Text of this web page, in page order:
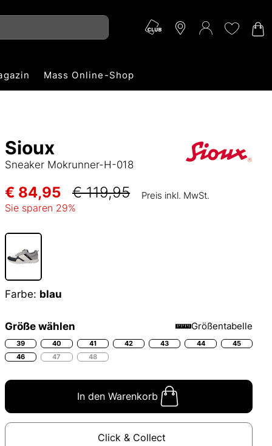
Mass Online-Shop
Sioux
Sneaker Mokrunner-H-018
€ 84,95 € 119,95 Preis inkl. MwSt.
Sie sparen 29%
Farbe: blau
Größe wählen Größentabelle
39 40 41 42 43 44
45
46
47 48
In den Warenkorb
Click & Collect